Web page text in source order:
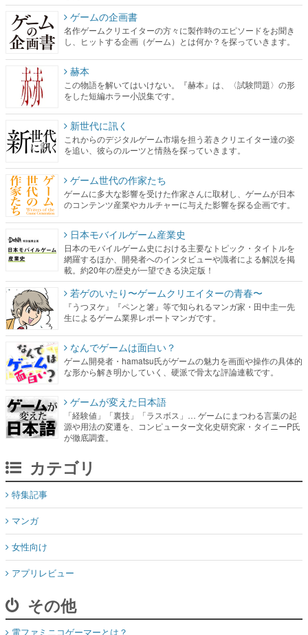
ゲームの企画書
名作ゲームクリエイターの方々に製作時のエピソードをお聞き
し、ヒットする企画（ゲーム）とは何か？を探っていきます。
赫本
この物語を解いてはいけない。『赫本』は、〈試験問題〉の形
をした短編ホラー小説集です。
新世代に訊く
これからのデジタルゲーム市場を担う若きクリエイター達の姿
を追い、彼らのルーツと情熱を探っていきます。
ゲーム世代の作家たち
ゲームに多大な影響を受けた作家さんに取材し、ゲームが日本
のコンテンツ産業やカルチャーに与えた影響を探る企画です。
日本モバイルゲーム産業史
日本のモバイルゲーム史における主要なトピック・タイトルを
網羅するほか、開発者へのインタビューや識者による解説を掲
載。約20年の歴史が一望できる決定版！
若ゲのいたり〜ゲームクリエイターの青春〜
『うつヌケ』『ペンと箸』等で知られるマンガ家・田中圭一先
生によるゲーム業界レポートマンガです。
なんでゲームは面白い？
ゲーム開発者・hamatsu氏がゲームの魅力を画面や操作の具体的
な形から解き明かしていく、硬派で骨太な評論連載です。
ゲームが変えた日本語
「経験値」「裏技」「ラスボス」… ゲームにまつわる言葉の起
源や用法の変遷を、コンピューター文化史研究家・タイニーP氏
が徹底調査。
カテゴリ
特集記事
マンガ
女性向け
アプリレビュー
その他
電ファミニコゲーマーとは？